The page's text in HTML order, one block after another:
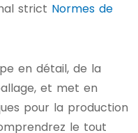
strict Normes de
en détail, de la
et met en
pour la production
le tout